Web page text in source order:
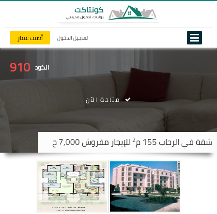
تسجيل الدخول أضف عقار
الكود 910
شقة فيالرحاب 2 للإيجار مفروش 7,000 ج
متاحة الآن